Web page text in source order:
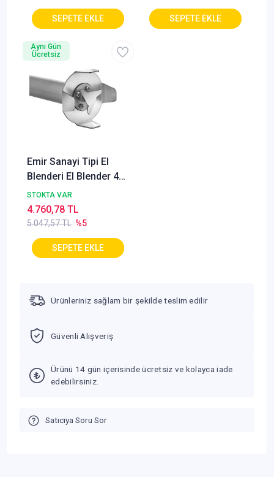
Emir Sanayi Tipi El
Blenderi El Blender 40
Lik Yedek Boru
Parçalama
STOKTA VAR
5.047,57 TL %5
4.760,78 TL
Aynı Gün
Ücretsiz
Ürünleriniz sağlam bir şekilde teslim edilir
Güvenli Alışveriş
Ürünü 14 gün içerisinde ücretsiz ve kolayca iade
edebilirsiniz.
Satıcıya Soru Sor